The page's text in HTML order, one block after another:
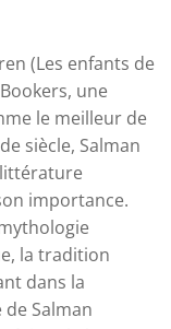
(Les enfants de
une
le meilleur de
siècle, Salman
importance.
la tradition
dans la
Salman